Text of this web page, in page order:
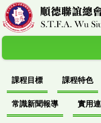
課程目標 課程特色
常識新聞報導 實用